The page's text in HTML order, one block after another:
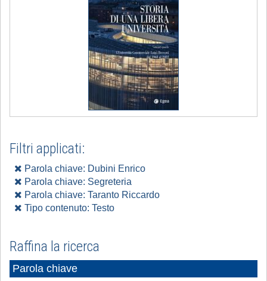
Filtri applicati:
Parola chiave: Dubini Enrico
Parola chiave: Segreteria
Parola chiave: Taranto Riccardo
Tipo contenuto: Testo
Raffina la ricerca
Parola chiave